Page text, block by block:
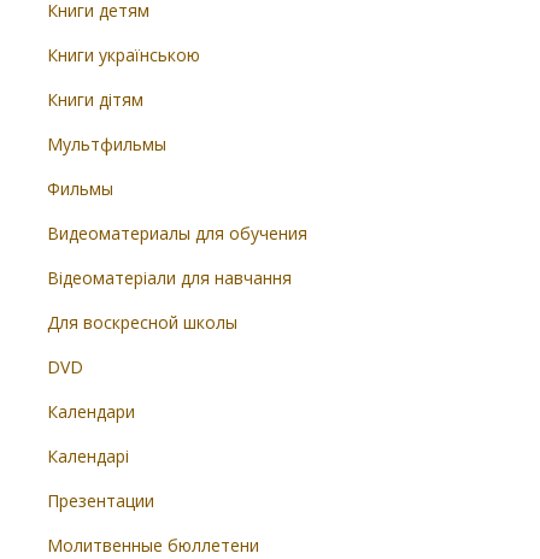
Книги детям
Книги українською
Книги дітям
Мультфильмы
Фильмы
Видеоматериалы для обучения
Відеоматеріали для навчання
Для воскресной школы
DVD
Календари
Календарі
Презентации
Молитвенные бюллетени